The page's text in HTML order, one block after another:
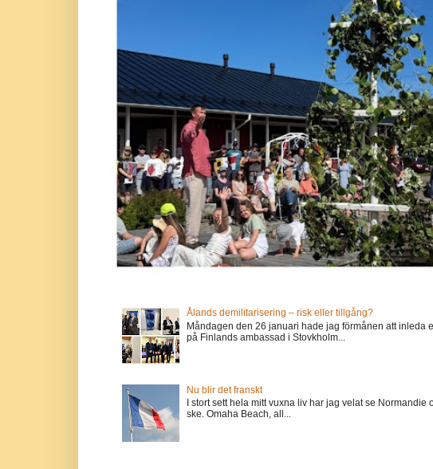
Ålands demilitarisering – risk eller tillgång?
Måndagen den 26 januari hade jag förmånen att inleda
på Finlands ambassad i Stovkholm...
Nu blir det franskt
I stort sett hela mitt vuxna liv har jag velat se
ske. Omaha Beach, all...